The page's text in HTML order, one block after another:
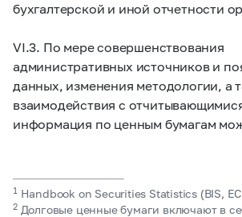
бухгалтерской и иной отчетности
VI.3. По мере совершенствования
административных источников и
данных, изменения методологии, а
взаимодействия с
информация по ценным бумагам
1Handbook on Securities Statistics (BIS,
2Долговые ценные бумаги включают в